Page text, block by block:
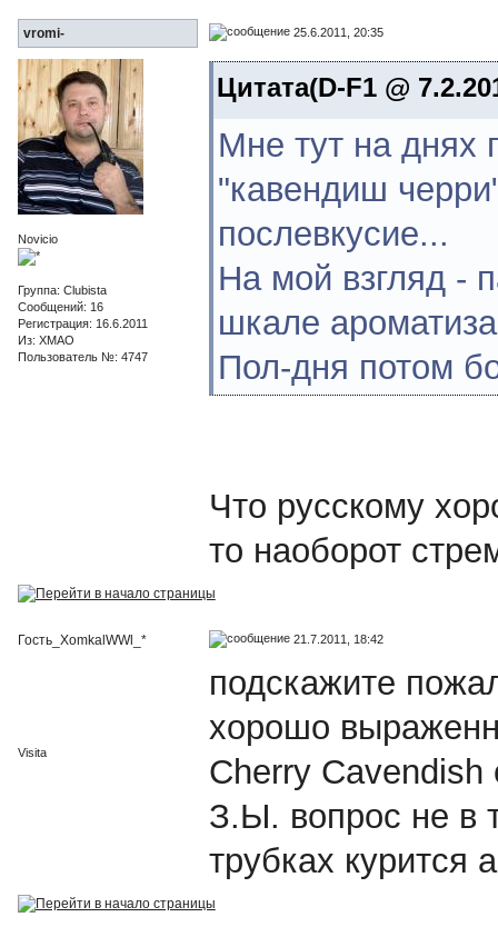
vromi- 25.6.2011, 20:35
Novicio
Группа: Clubista
Сообщений: 16
Регистрация: 16.6.2011
Из: ХМАО
Пользователь №: 4747
Цитата(D-F1 @
Мне тут на днях
"кавендиш
послевкусие...
На мой взгляд -
шкале
Пол-дня потом
Что русскому
то наоборот
Гость_XomkalWWl_* 21.7.2011, 18:42
Visita
подскажите
хорошо
Cherry Cavendish
З.Ы. вопрос не в
трубках курится